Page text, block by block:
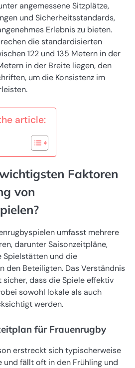
angemessene Sitzplätze,
und Sicherheitsstandards,
Erlebnis zu bieten.
die standardisierten
122 und 135 Metern in der
in der Breite liegen, den
um die Konsistenz im
article:
Faktoren
von
umfasst mehrere
darunter Saisonzeitpläne,
Spielstätten und die
den Beteiligten. Das Verständnis
dass die Spiele effektiv
sowohl lokale als auch
werden.
für Frauenrugby
erstreckt sich typischerweise
und fällt oft in den Frühling und